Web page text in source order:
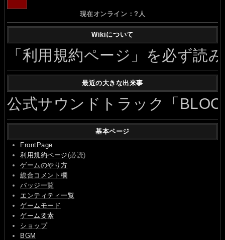
現在オンライン：? 人
Wikiについて
「利用規約ページ」を必ず読
最近の大きな出来事
公式サウンドトラック「
基本ページ
FrontPage
利用規約ページ(必読)
ゲームのやり方
総合コメント欄
バッジ一覧
エンティティ一覧
ゲームモード
ゲーム要素
ショップ
BGM